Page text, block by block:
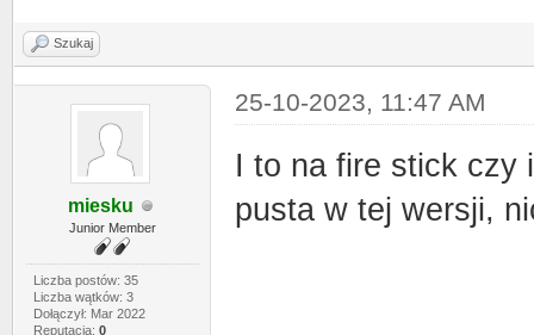
Szukaj
miesku
Junior Member
Liczba postów: 35
Liczba wątków: 3
Dołączył: Mar 2022
Reputacja: 0
25-10-2023, 11:47 AM
I to na fire stick czy
pusta w tej wersji,